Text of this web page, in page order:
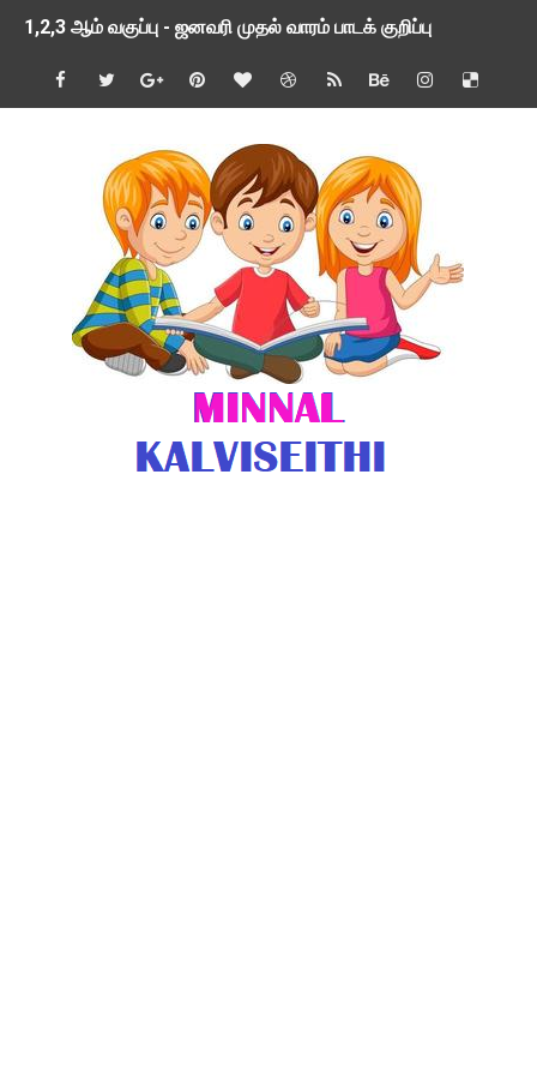
1,2,3 ஆம் வகுப்பு - ஜனவரி முதல் வாரம் பாடக் குறிப்பு
TNSED SCHOOLS APP UPDATED NEW VERSION
1,2,3 ஆம் வகுப்பிற்கான 3 ஆம் பருவ ( 2024 - 2025 )
1 முதல் 5 ஆம் வகுப்பு இரண்டாம் பருவத் தொகுத்தறி
பள்ளிக்கல்வித்துறை - அனைத்து வகை ஆசிரியர் மற்றும்
மணற்கேணி செயலி பயன்பாடு- SMC கூட்டங்கள் -
TNPSC - முந்தைய ஆண்டு வினாக்கள் - ஊர்ப் பெயர்களின் மரூஉ
ஓட்டுநர் பணிக்கு விண்ணப்பங்கள் வரவேற்பு ( டிசம்பர் 25 )